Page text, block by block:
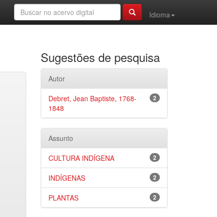
Idioma
Sugestões de pesquisa
Autor
2
Debret, Jean Baptiste, 1768-
1848
Assunto
2
CULTURA INDÍGENA
2
INDÍGENAS
2
PLANTAS